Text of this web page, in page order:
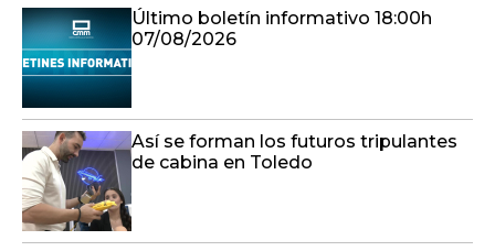
Último boletín informativo 18:00h
07/08/2026
Así se forman los futuros tripulantes
de cabina en Toledo